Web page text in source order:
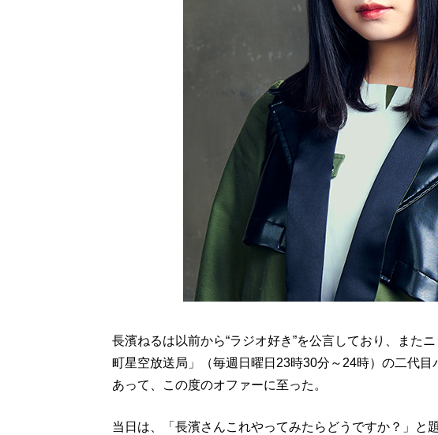
長濱ねるは以前から“ラジオ好き”を公言しており、また
町星空放送局」（毎週日曜日23時30分～24時）の二代
あって、この度のオファーに至った。
当日は、「長濱さんこれやってみたらどうですか？」と